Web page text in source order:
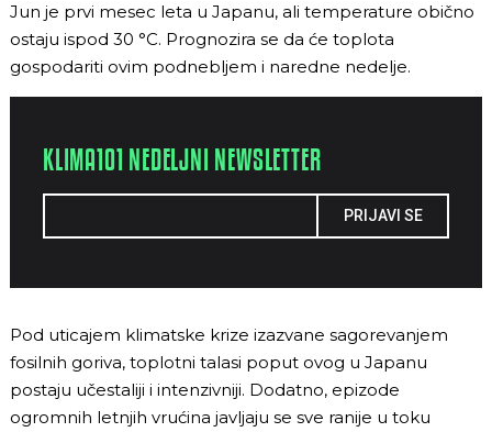
Jun je prvi mesec leta u Japanu, ali temperature obično
ostaju ispod 30 °C. Prognozira se da će toplota
gospodariti ovim podnebljem i naredne nedelje.
KLIMA101 NEDELJNI NEWSLETTER
PRIJAVI SE
Pod uticajem klimatske krize izazvane sagorevanjem
fosilnih goriva, toplotni talasi poput ovog u Japanu
postaju učestaliji i intenzivniji. Dodatno, epizode
ogromnih letnjih vrućina javljaju se sve ranije u toku